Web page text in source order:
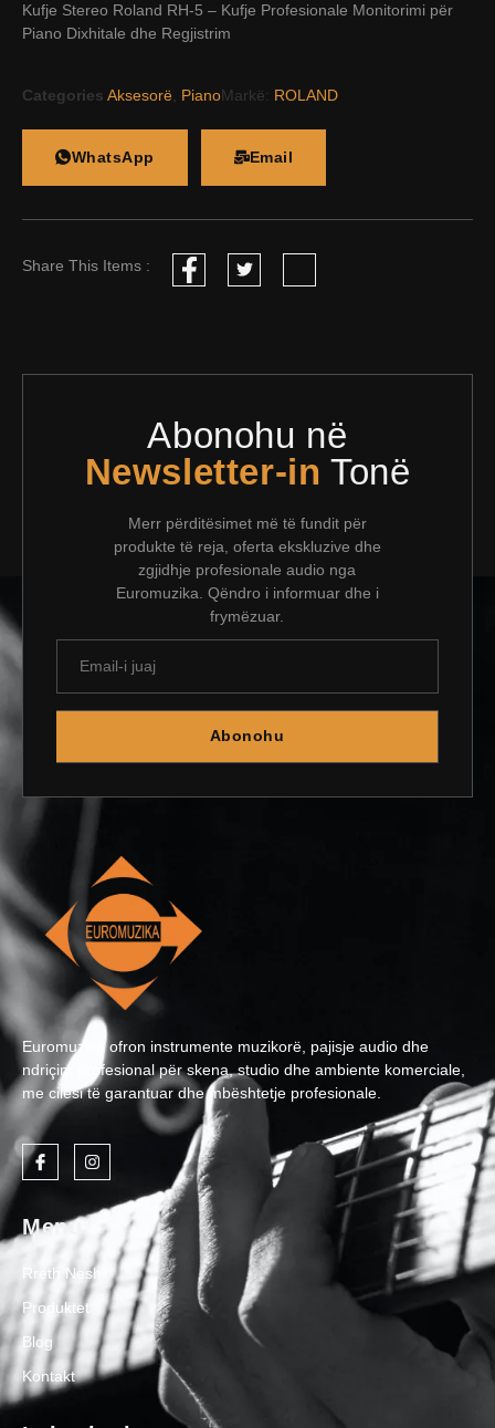
Kufje Stereo Roland RH-5 – Kufje Profesionale Monitorimi për
Piano Dixhitale dhe Regjistrim
Categories Aksesorë PianoMarkë: ROLAND
WhatsApp Email
Share This Items :
Abonohu në
Newsletter-in Tonë
Merr përditësimet më të fundit për
produkte të reja, oferta ekskluzive dhe
zgjidhje profesionale audio nga
Euromuzika. Qëndro i informuar dhe i
frymëzuar.
Abonohu
Euromuzika ofron instrumente muzikorë, pajisje audio dhe
ndriçim profesional për skena, studio dhe ambiente komerciale,
me cilësi të garantuar dhe mbështetje profesionale.
Menu
Rreth Nesh
Produktet
Blog
Kontakt